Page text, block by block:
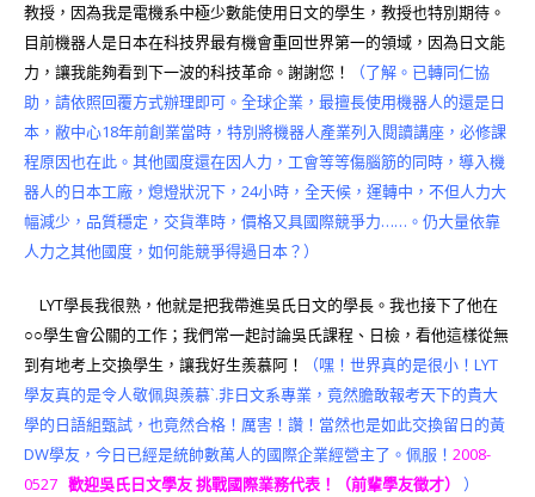
教授，因為我是電機系中極少數能使用日文的學生，教授也特別期待。
目前機器人是日本在科技界最有機會重回世界第一的領域，因為日文能
力，讓我能夠看到下一波的科技革命。謝謝您！
（了解。已轉同仁協
助，請依照回覆方式辦理即可。全球企業，最擅長使用機器人的還是日
本，敝中心18年前創業當時，特別將機器人產業列入閱讀講座，必修課
程原因也在此。其他國度還在因人力，工會等等傷腦筋的同時，導入機
器人的日本工廠，熄燈狀況下，24小時，全天候，運轉中，不但人力大
幅減少，品質穩定，交貨準時，價格又具國際競爭力……。仍大量依靠
人力之其他國度，如何能競爭得過日本？）
LYT學長我很熟，他就是把我帶進吳氏日文的學長。我也接下了他在
○○學生會公關的工作；我們常一起討論吳氏課程、日檢，看他這樣從無
到有地考上交換學生，讓我好生羨慕阿！
（嘿！世界真的是很小！LYT
學友真的是令人敬佩與羨慕`.非日文系專業，竟然膽敢報考天下的貴大
學的日語組甄試，也竟然合格！厲害！讚！當然也是如此交換留日的黃
DW學友，今日已經是統帥數萬人的國際企業經營主了。佩服！ 2008-
0527 歡迎吳氏日文學友 挑戰國際業務代表！（前輩學友徵才） ）